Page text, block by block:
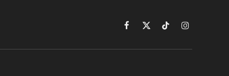
Facebook
X
TikTokInstagram